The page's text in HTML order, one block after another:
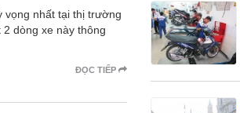
vọng nhất tại thị trường
dòng xe này thông
ĐỌC TIẾP